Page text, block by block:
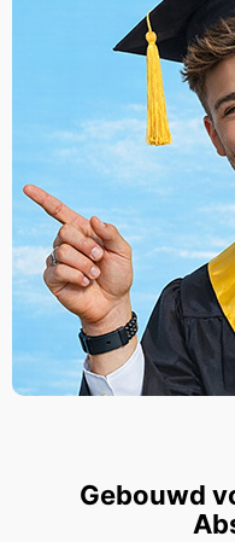
Gebouwd